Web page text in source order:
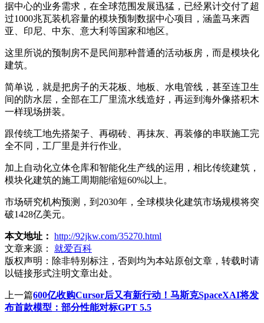
据中心的业务需求，在全球范围发展迅猛，已经累计交付了超
过1000兆瓦装机容量的模块预制数据中心项目，涵盖马来西
亚、印尼、中东、意大利等国家和地区。
这里所说的预制房不是民间那种普通的活动板房，而是模块化
建筑。
简单说，就是把房子的天花板、地板、水电管线，甚至连卫生
间的防水层，全部在工厂里流水线造好，再运到海外像搭积木
一样现场拼装。
跟传统工地先搭架子、再砌砖、再抹灰、再装修的串联施工完
全不同，工厂里是并行作业。
加上自动化立体仓库和智能化生产线的运用，相比传统建筑，
模块化建筑的施工周期能缩短60%以上。
市场研究机构预测，到2030年，全球模块化建筑市场规模将突
破1428亿美元。
本文地址： http://92jkw.com/35270.html
文章来源：
就爱百科
版权声明： 除非特别标注，否则均为本站原创文章，转载时请
以链接形式注明文章出处。
上一篇600亿收购Cursor后又有新行动！马斯克SpaceXAI将发
布首款模型：部分性能对标GPT 5.5